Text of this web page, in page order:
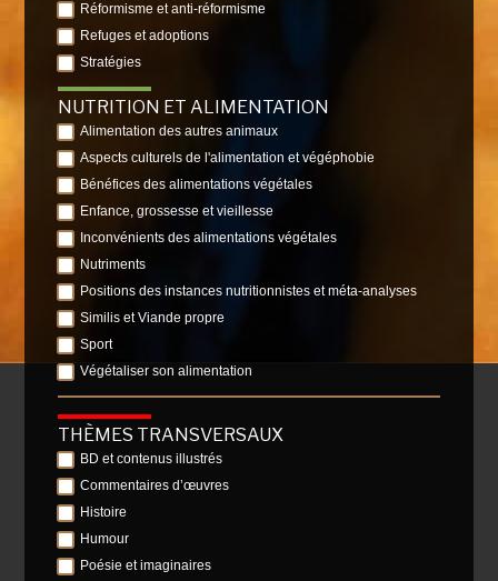
Réformisme et anti-réformisme
Refuges et adoptions
Stratégies
NUTRITION ET ALIMENTATION
Alimentation des autres animaux
Aspects culturels de l'alimentation et végéphobie
Bénéfices des alimentations végétales
Enfance, grossesse et vieillesse
Inconvénients des alimentations végétales
Nutriments
Positions des instances nutritionnistes et méta-analyses
Similis et Viande propre
Sport
Végétaliser son alimentation
THÈMES TRANSVERSAUX
BD et contenus illustrés
Commentaires d’œuvres
Histoire
Humour
Poésie et imaginaires